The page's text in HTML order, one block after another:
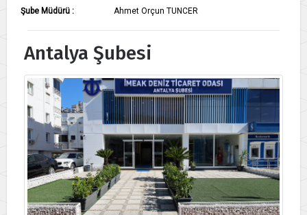
Şube Müdürü :
Ahmet Orçun TUNCER​
Antalya Şubesi